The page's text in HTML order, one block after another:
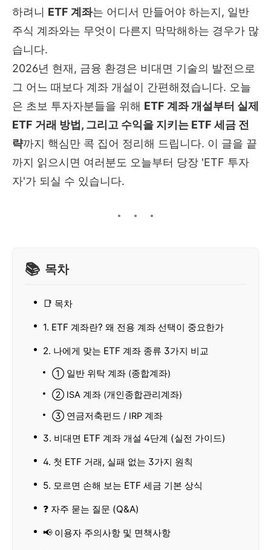
하려니 ETF 계좌는 어디서 만들어야 하는지, 일반
주식 계좌와는 무엇이 다른지 막막해하는 경우가 많
습니다.
2026년 현재, 금융 환경은 비대면 기술의 발전으로
그 어느 때보다 계좌 개설이 간편해졌습니다. 오늘
은 초보 투자자분들을 위해 ETF 계좌 개설부터 실제
ETF 거래 방법, 그리고 수익을 지키는 ETF 세금 전
략까지 핵심만 콕 집어 정리해 드립니다. 이 글을 끝
까지 읽으시면 여러분도 오늘부터 당장 'ETF 투자
자'가 되실 수 있습니다.
목차
📑 목차
1. ETF 계좌란? 왜 전용 계좌 선택이 중요한가
2. 나에게 맞는 ETF 계좌 종류 3가지 비교
① 일반 위탁 계좌 (종합계좌)
② ISA 계좌 (개인종합관리계좌)
③ 연금저축펀드 / IRP 계좌
3. 비대면 ETF 계좌 개설 4단계 (실전 가이드)
4. 첫 ETF 거래, 실패 없는 3가지 원칙
5. 모르면 손해 보는 ETF 세금 기본 상식
❓ 자주 묻는 질문 (Q&A)
📢 이용자 주의사항 및 면책사항